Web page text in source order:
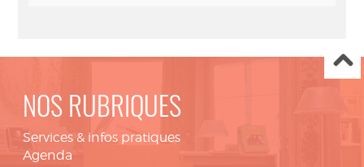
NOS RUBRIQUES
Services & infos pratiques
Agenda